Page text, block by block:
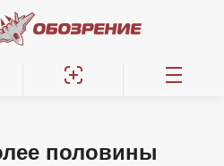
половины